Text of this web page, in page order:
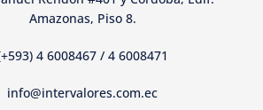
Amazonas, Piso 8.
4 6008467 / 4 6008471
info@intervalores.com.ec